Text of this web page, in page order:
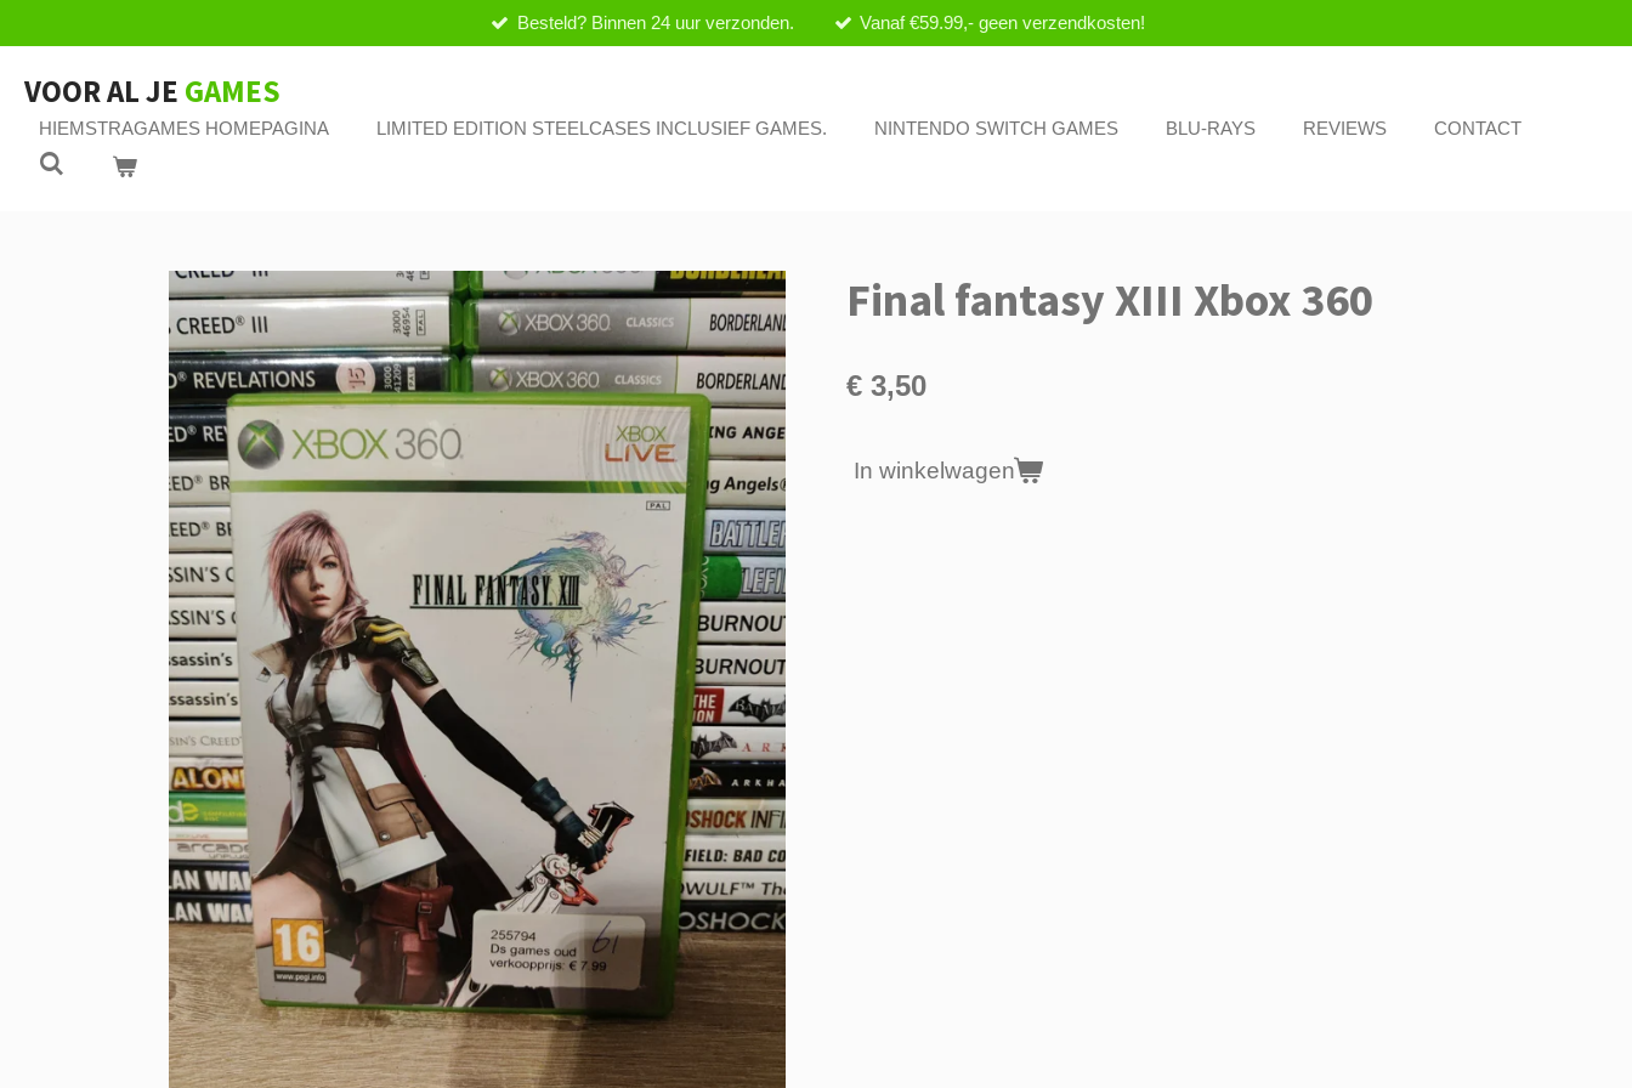
direct
naar
de
hoofdinhoud
Besteld? Binnen 24 uur verzonden. Vanaf €59.99,- geen verzendkosten!
VOOR AL JE GAMES
HIEMSTRAGAMES HOMEPAGINA LIMITED EDITION STEELCASES INCLUSIEF GAMES. NINTENDO SWITCH GAMES BLU-RAYS REVIEWS CONTACT
Final fantasy XIII Xbox 360
€ 3,50
In winkelwagen